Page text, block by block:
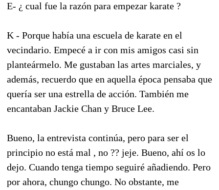
E- ¿ cual fue la razón para empezar karate ?
K - Porque había una escuela de karate en el
vecindario. Empecé a ir con mis amigos casi sin
planteármelo. Me gustaban las artes marciales, y
además, recuerdo que en aquella época pensaba que
quería ser una estrella de acción. También me
encantaban Jackie Chan y Bruce Lee.
Bueno, la entrevista continúa, pero para ser el
principio no está mal , no ?? jeje. Bueno, ahí os lo
dejo. Cuando tenga tiempo seguiré añadiendo. Pero
por ahora, chungo chungo. No obstante, me